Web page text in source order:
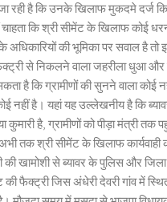
जा रही है कि उनके खिलाफ मुकदमे दर्ज
कि श्री सीमेंट के खिलाफ कोई
अधिकारियों की भूमिका पर सवाल है तो
से निकलने वाला जहरीला धुआ और
है कि ग्रामीणों की सुनने वाला कोई
नहीं है। यहां यह उल्लेखनीय है कि
कुमारी है, ग्रामीणों को पीड़ा मंत्री तक
तक श्री सीमेंट के खिलाफ
की खामोशी से ब्यावर के पुलिस और
की फैक्ट्री जिस अंधेरी देवरी गांव में